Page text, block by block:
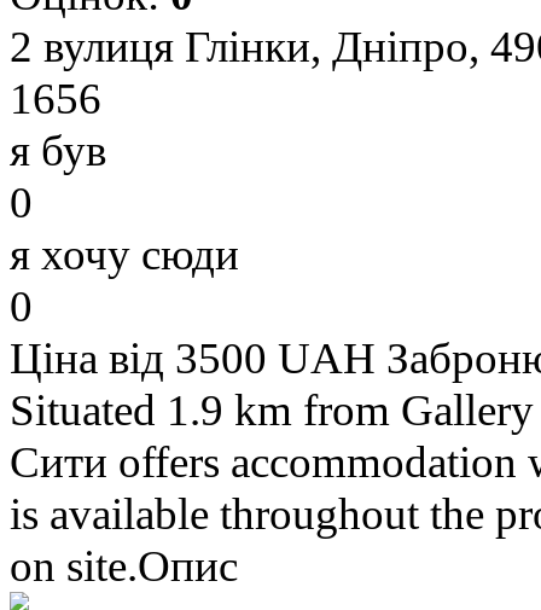
2 вулиця Глінки, Дніпро,
1656
я був
0
я хочу сюди
0
Ціна від 3500 UAH
Situated 1.9 km from
Сити offers
is available throughout the
on site.Опис